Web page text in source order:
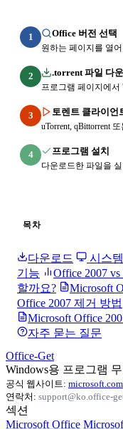
1 Office 버전 선택
원하는 페이지를 열
2 .torrent 파일 다
프로그램 페이지에
3 토렌트 클라이언
uTorrent, qBittorrent
4 프로그램 설치
다운로드한 파일을
목차
다운로드 시스
기능
Office 2007
할까요?
Microsoft
Office 2007 제거 방법
Microsoft Office
자주 묻는 질문
Office-Get
Windows용 프로그램
공식 웹사이트: microsoft.com
연락처: support@ko.office-
섹션
Microsoft Office